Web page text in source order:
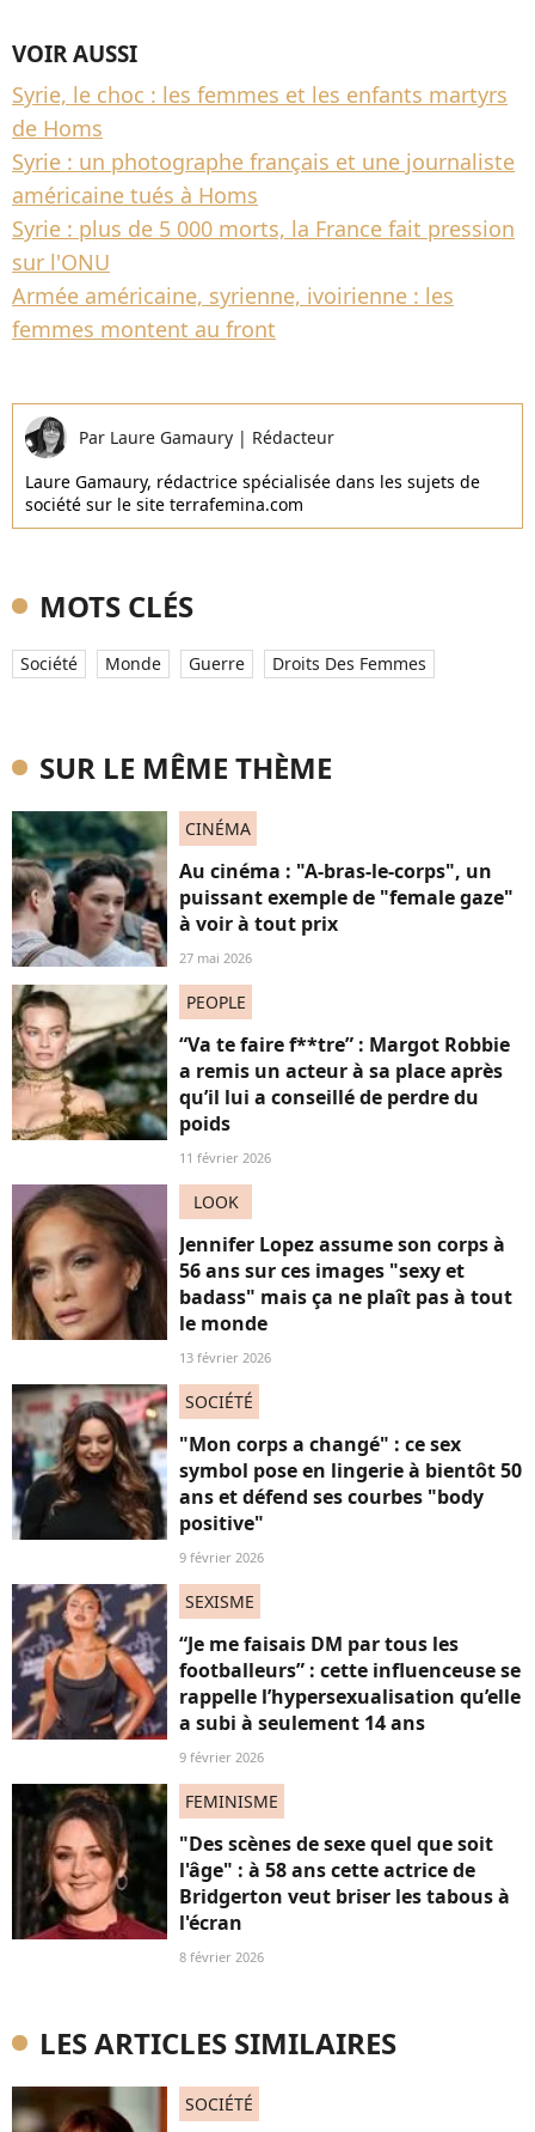
VOIR AUSSI
Syrie, le choc : les femmes et les enfants martyrs
de Homs
Syrie : un photographe français et une journaliste
américaine tués à Homs
Syrie : plus de 5 000 morts, la France fait pression
sur l'ONU
Armée américaine, syrienne, ivoirienne : les
femmes montent au front
Par Laure Gamaury | Rédacteur
Laure Gamaury, rédactrice spécialisée dans les sujets de
société sur le site terrafemina.com
MOTS CLÉS
Société Monde Guerre Droits Des Femmes
SUR LE MÊME THÈME
CINÉMA
Au cinéma : "A-bras-le-corps", un
puissant exemple de "female gaze"
à voir à tout prix
27 mai 2026
PEOPLE
“Va te faire f**tre” : Margot Robbie
a remis un acteur à sa place après
qu’il lui a conseillé de perdre du
poids
11 février 2026
LOOK
Jennifer Lopez assume son corps à
56 ans sur ces images "sexy et
badass" mais ça ne plaît pas à tout
le monde
13 février 2026
SOCIÉTÉ
"Mon corps a changé" : ce sex
symbol pose en lingerie à bientôt 50
ans et défend ses courbes "body
positive"
9 février 2026
SEXISME
“Je me faisais DM par tous les
footballeurs” : cette influenceuse se
rappelle l’hypersexualisation qu’elle
a subi à seulement 14 ans
9 février 2026
FEMINISME
"Des scènes de sexe quel que soit
l'âge" : à 58 ans cette actrice de
Bridgerton veut briser les tabous à
l'écran
8 février 2026
LES ARTICLES SIMILAIRES
SOCIÉTÉ